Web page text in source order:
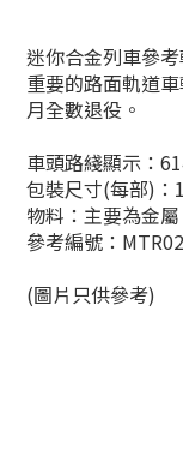
迷你合金列車參
重要的路面軌道
月全數退役。
車頭路綫顯示：
包裝尺寸(每部)：
物料：主要為金
參考編號：MTR02
(圖片只供參考)